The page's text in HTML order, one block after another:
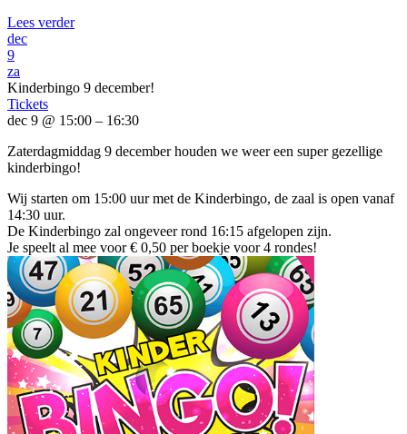
Lees verder
dec
9
za
Kinderbingo 9 december!
Tickets
dec 9 @ 15:00 – 16:30
Zaterdagmiddag 9 december houden we weer een super gezellige
kinderbingo!
Wij starten om 15:00 uur met de Kinderbingo, de zaal is open vanaf
14:30 uur.
De Kinderbingo zal ongeveer rond 16:15 afgelopen zijn.
Je speelt al mee voor € 0,50 per boekje voor 4 rondes!